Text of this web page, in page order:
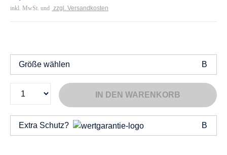
inkl. MwSt. und zzgl. Versandkosten
Größe wählen
IN DEN WARENKORB
Extra Schutz?